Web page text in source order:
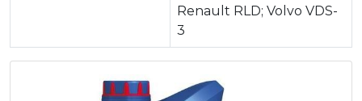
Renault RLD; Volvo VDS-
3